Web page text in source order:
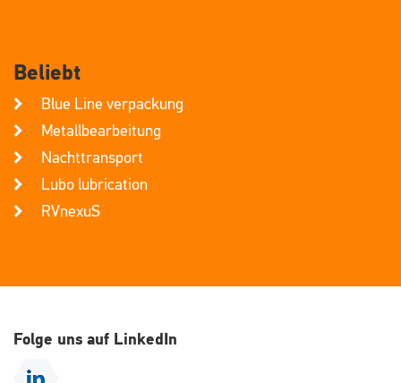
Beliebt
Blue Line verpackung
Metallbearbeitung
Nachttransport
Lubo lubrication
RVnexuS
Folge uns auf LinkedIn